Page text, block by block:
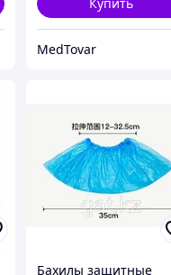
MedTovar
Бахилы защитные